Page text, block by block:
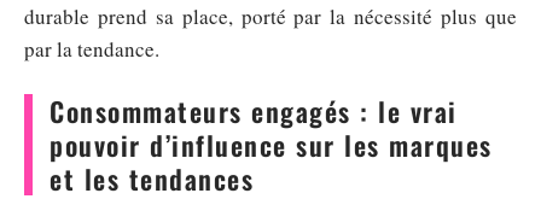
durable prend sa place, porté par la nécessité plus que
par la tendance.
Consommateurs engagés : le vrai
pouvoir d’influence sur les marques
et les tendances